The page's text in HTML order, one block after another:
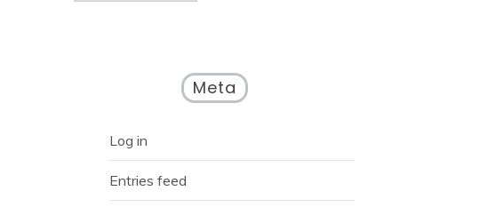
Meta
Log in
Entries feed